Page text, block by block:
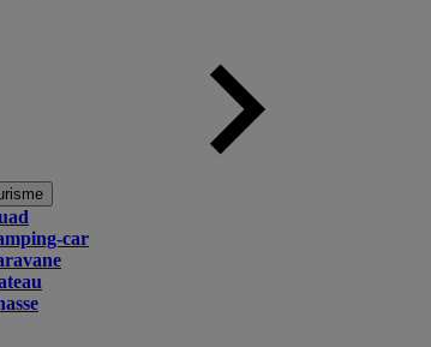
car